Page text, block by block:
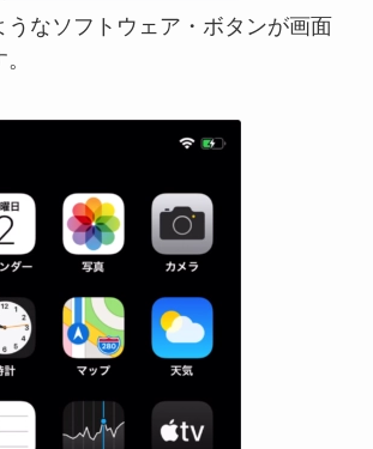
うなソフトウェア・ボタンが画面